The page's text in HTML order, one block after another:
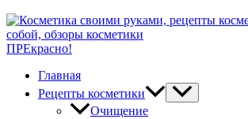
ПРЕкрасно!
Главная
Рецепты косметики
Очищение